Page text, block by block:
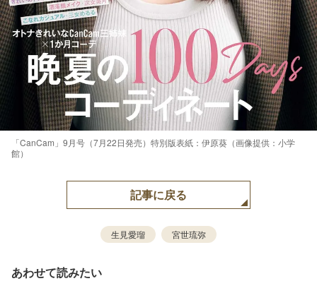
「CanCam」9月号（7月22日発売）特別版表紙：伊原葵（画像提供：小学
館）
記事に戻る
生見愛瑠 宮世琉弥
あわせて読みたい